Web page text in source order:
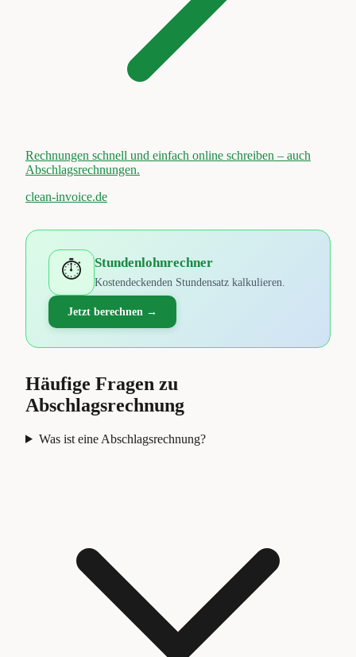
Rechnungen schnell und einfach online schreiben – auch
Abschlagsrechnungen.
clean-invoice.de
⏱️ Stundenlohnrechner
Kostendeckenden Stundensatz kalkulieren.
Jetzt berechnen →
Häufige Fragen zu
Abschlagsrechnung
Was ist eine Abschlagsrechnung?